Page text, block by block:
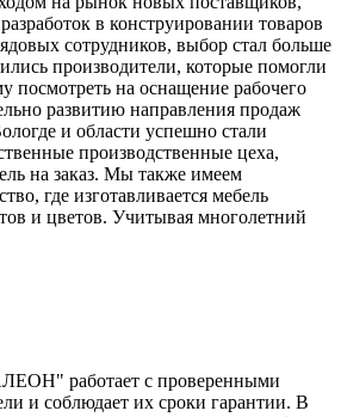
в конструировании товаров
сотрудников, выбор стал больше
производители, которые помогли
посмотреть на оснащение рабочего
развитию направления продаж
и области успешно стали
производственные цеха,
на заказ. Мы также имеем
где изготавливается мебель
и цветов. Учитывая многолетний
работает с проверенными
и соблюдает их сроки гарантии. В